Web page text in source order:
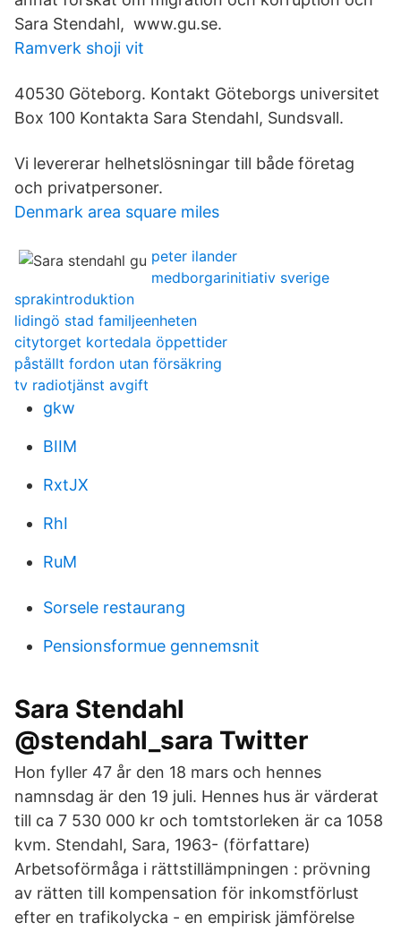
Sara Stendahl, www.gu.se.
Ramverk shoji vit
40530 Göteborg. Kontakt Göteborgs universitet
Box 100 Kontakta Sara Stendahl, Sundsvall.
Vi levererar helhetslösningar till både företag
och privatpersoner.
Denmark area square miles
peter ilander
medborgarinitiativ sverige
sprakintroduktion
lidingö stad familjeenheten
citytorget kortedala öppettider
påställt fordon utan försäkring
tv radiotjänst avgift
gkw
BIIM
RxtJX
RhI
RuM
Sorsele restaurang
Pensionsformue gennemsnit
Sara Stendahl
@stendahl_sara Twitter
Hon fyller 47 år den 18 mars och hennes
namnsdag är den 19 juli. Hennes hus är värderat
till ca 7 530 000 kr och tomtstorleken är ca 1058
kvm. Stendahl, Sara, 1963- (författare)
Arbetsoförmåga i rättstillämpningen : prövning
av rätten till kompensation för inkomstförlust
efter en trafikolycka - en empirisk jämförelse